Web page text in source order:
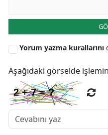
Yorum yazma kurallarını
Aşağıdaki görselde